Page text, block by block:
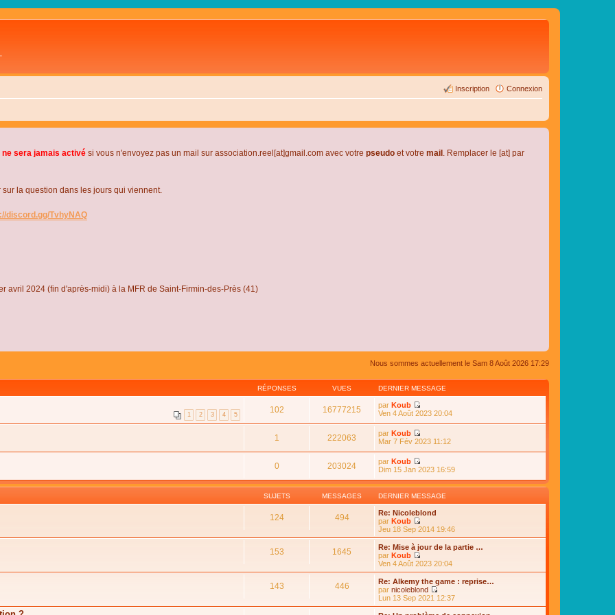
Connexion
Inscription
sera jamais activé si vous n'envoyez pas un mail sur association.reel[at]gmail.com avec votre pseudo et votre mail . Remplacer le [at] par
la question dans les jours qui viennent.
discord.gg/TvhyNAQ
avril 2024 (fin d'après-midi) à la MFR de Saint-Firmin-des-Près (41)
Nous sommes actuellement le Sam 8 Août 2026 17:29
RÉPONSES VUES DERNIER MESSAGE
1 2 3 4 5 102 16777215 par Koub
C
u
l
e
l
e
d
e
n
r
m
e
s
a
g
e
Ven 4 Août 2023 20:04
1 222063 par Koub
C
u
l
t
e
r
l
d
e
r
i
e
r
m
e
s
s
Mar 7 Fév 2023 11:12
0 203024 par Koub
C
n
s
u
l
t
e
r
e
e
r
n
i
e
r
Dim 15 Jan 2023 16:59
SUJETS MESSAGES DERNIER MESSAGE
124 494
Re: Nicoleblond
par Koub
C
o
n
s
u
l
e
r
l
Jeu 18 Sep 2014 19:46
153 1645
Re: Mise à jour de la partie …
par Koub
C
o
n
s
u
l
t
Ven 4 Août 2023 20:04
143 446
Re: Alkemy the game : reprise…
par nicoleblond
C
o
n
Lun 13 Sep 2021 12:37